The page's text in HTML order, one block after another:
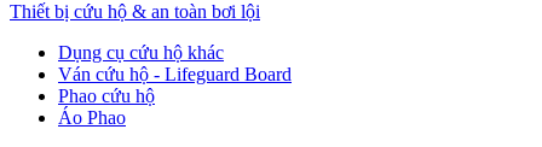
Thiết bị cứu hộ & an toàn bơi lội
Dụng cụ cứu hộ khác
Ván cứu hộ - Lifeguard Board
Phao cứu hộ
Áo Phao